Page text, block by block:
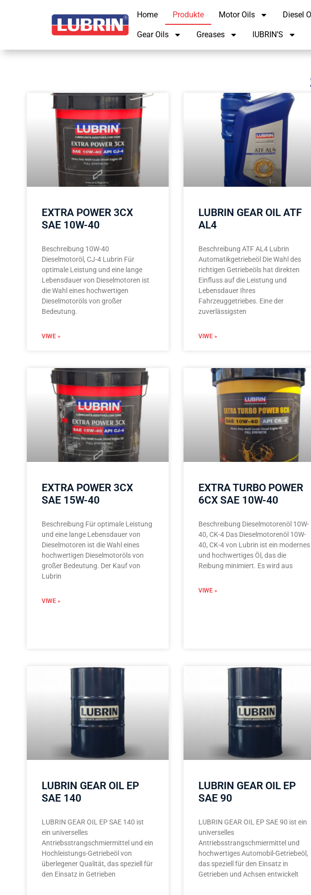
Home Produkte Motor Oils Diesel
Gear Oils Greases lUBRIN’S
EXTRA POWER 3CX
SAE 10W-40
Beschreibung 10W-40
Dieselmotoröl, CJ-4 Lubrin Für
optimale Leistung und eine lange
Lebensdauer von Dieselmotoren ist
die Wahl eines hochwertigen
Dieselmotoröls von großer
Bedeutung.
VIWE »
LUBRIN GEAR OIL ATF
AL4
Beschreibung ATF AL4 Lubrin
Automatikgetriebeöl Die Wahl des
richtigen Getriebeöls hat direkten
Einfluss auf die Leistung und
Lebensdauer Ihres
Fahrzeuggetriebes. Eine der
zuverlässigsten
VIWE »
EXTRA POWER 3CX
SAE 15W-40
Beschreibung Für optimale Leistung
und eine lange Lebensdauer von
Dieselmotoren ist die Wahl eines
hochwertigen Dieselmotoröls von
großer Bedeutung. Der Kauf von
Lubrin
VIWE »
EXTRA TURBO POWER
6CX SAE 10W-40
Beschreibung Dieselmotorenöl 10W-
40, CK-4 Das Dieselmotorenöl 10W-
40, CK-4 von Lubrin ist ein modernes
und hochwertiges Öl, das die
Reibung minimiert. Es wird aus
VIWE »
LUBRIN GEAR OIL EP
SAE 140
LUBRIN GEAR OIL EP SAE 140 ist
ein universelles
Antriebsstrangschmiermittel und ein
Hochleistungs-Getriebeöl von
überlegener Qualität, das speziell für
den Einsatz in Getrieben
LUBRIN GEAR OIL EP
SAE 90
LUBRIN GEAR OIL EP SAE 90 ist ein
universelles
Antriebsstrangschmiermittel und
hochwertiges Automobil-Getriebeöl,
das speziell für den Einsatz in
Getrieben und Achsen entwickelt